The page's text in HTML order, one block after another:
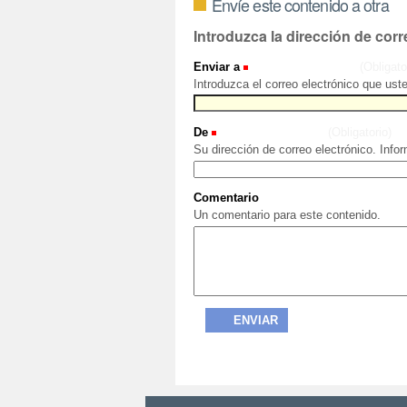
Introduzca la dirección de
Enviar a
Introduzca el correo electrónico que
De
Su dirección de correo electrónico.
Comentario
Un comentario para este contenido.